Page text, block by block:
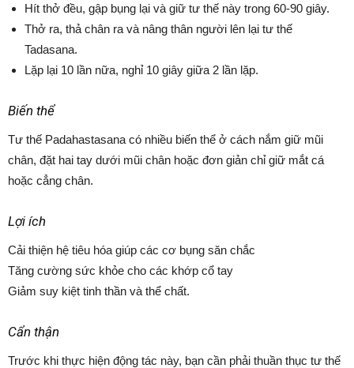
Hít thở đều, gập bụng lại và giữ tư thế này trong 60-90 giây.
Thở ra, thả chân ra và nâng thân người lên lại tư thế
Tadasana.
Lặp lại 10 lần nữa, nghỉ 10 giây giữa 2 lần lặp.
Biến thể
Tư thế Padahastasana có nhiều biến thể ở cách nắm giữ mũi
chân, đặt hai tay dưới mũi chân hoặc đơn giản chỉ giữ mắt cá
hoặc cẳng chân.
Lợi ích
Cải thiện hệ tiêu hóa giúp các cơ bụng săn chắc
Tăng cường sức khỏe cho các khớp cổ tay
Giảm suy kiệt tinh thần và thể chất.
Cẩn thận
Trước khi thực hiện động tác này, bạn cần phải thuần thục tư thế